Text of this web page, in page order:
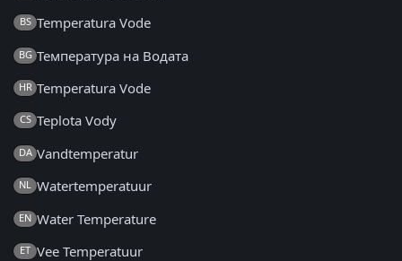
BS Temperatura Vode
BG Температура на Водата
HR Temperatura Vode
CS Teplota Vody
DA Vandtemperatur
NL Watertemperatuur
EN Water Temperature
ET Vee Temperatuur